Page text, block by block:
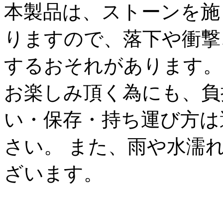
本製品は、ストーンを
りますので、落下や衝
するおそれがあります
お楽しみ頂く為にも、
い・保存・持ち運び方
さい。 また、雨や水濡
ざいます。